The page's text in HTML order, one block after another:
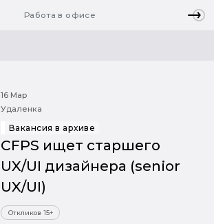
Работа в офисе
16 Мар
Удаленка
Вакансия в архиве
CFPS ищет старшего
UX/UI дизайнера (senior
UX/UI)
Откликов 15+